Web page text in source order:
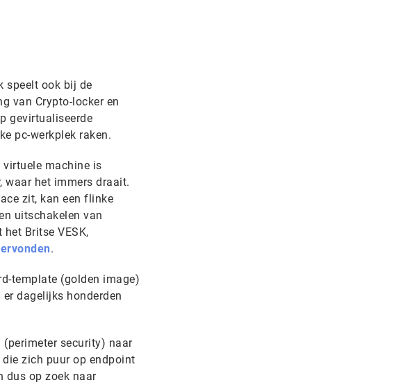
speelt ook bij de
van Crypto-locker en
gevirtualiseerde
pc-werkplek raken.
virtuele machine is
waar het immers draait.
zit, kan een flinke
uitschakelen van
Britse VESK,
.
template (golden image)
dagelijks honderden
(perimeter security) naar
zich puur op endpoint
dus op zoek naar